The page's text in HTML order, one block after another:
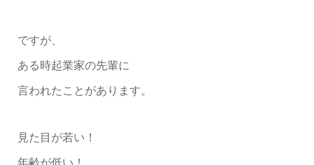
ですが、
ある時起業家の先輩に
言われたことがあります。
見た目が若い！
年齢が低い！